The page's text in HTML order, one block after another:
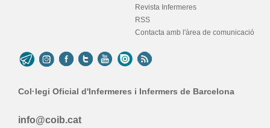
Revista Infermeres
RSS
Contacta amb l'àrea de comunicació
Col·legi Oficial d'Infermeres i Infermers de Barcelona
info@coib.cat